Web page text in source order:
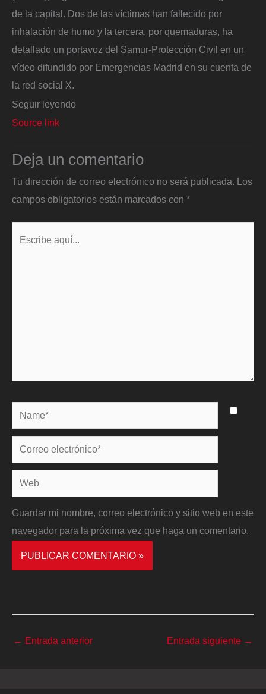
de la capital. Dos de las víctimas han fallecido por
inhalación de humo y la tercera, por quemaduras, ha
detallado un portavoz del Samur-Protección Civil en un
vídeo difundido por Emergencias Madrid en su cuenta de
la red social X.
Seguir leyendo
Source link
Deja un comentario
Tu dirección de correo electrónico no será publicada. Los
campos obligatorios están marcados con *
Name*
Correo
electrónico*
Web
Guardar mi nombre, correo electrónico y sitio web en este
navegador para la próxima vez que haga un comentario.
← Entrada anterior Entrada siguiente →